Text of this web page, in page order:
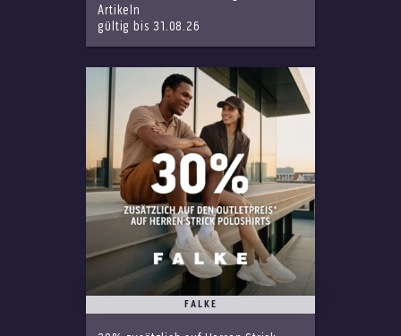
Artikeln
gültig bis 31.08.26
FALKE